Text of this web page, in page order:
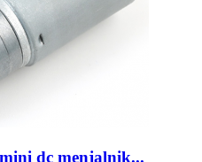
dc menjalnik...